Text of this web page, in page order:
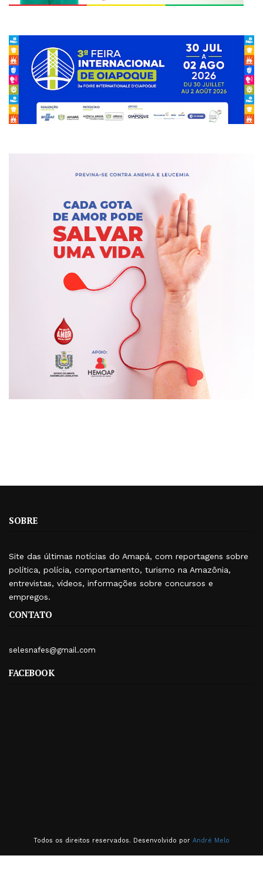
SOBRE
Site das últimas notícias do Amapá, com reportagens sobre
política, polícia, comportamento, turismo na Amazônia,
entrevistas, vídeos, informações sobre concursos e
empregos.
CONTATO
selesnafes@gmail.com
FACEBOOK
Todos os direitos reservados. Desenvolvido por André Melo